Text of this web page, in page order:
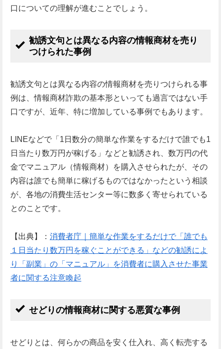
口についての理解が進むことでしょう。
勧誘文句とは異なる内容の情報商材を売り
つけられた事例
勧誘文句とは異なる内容の情報商材を売りつけられる事
例は、情報商材詐欺の基本形といっても過言ではない手
口ですが、近年、特に増加している事例でもあります。
LINEなどで「1日数分の簡単な作業をするだけで誰でも1
日当たり数万円が稼げる」などと勧誘され、数万円の代
金でマニュアル（情報商材）を購入させられたが、その
内容は誰でも簡単に稼げるものではなかったという相談
が、各地の消費生活センター等に数多く寄せられている
とのことです。
【出典】： 消費者庁｜簡単な作業をするだけで「誰でも
１日当たり数万円を稼ぐことができる」などの勧誘によ
り「副業」の「マニュアル」を消費者に購入させた事業
者に関する注意喚起
せどりの情報商材に関する悪質な事例
せどりとは、何らかの商品を安く仕入れ、高く転売する